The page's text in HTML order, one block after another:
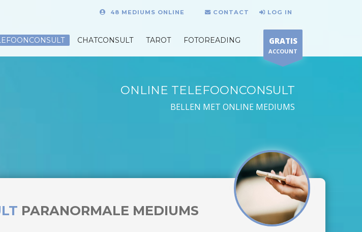
48 MEDIUMS ONLINE CONTACT LOG IN
CHATCONSULT TAROT FOTOREADING GRATIS
ACCOUNT
ONLINE TELEFOONCONSULT
BELLEN MET ONLINE MEDIUMS
PARANORMALE MEDIUMS